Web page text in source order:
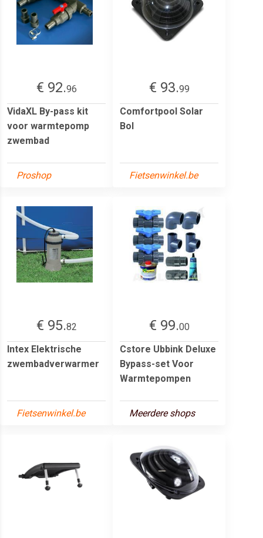
€ 92.96
VidaXL By-pass kit
voor warmtepomp
zwembad
Proshop
€ 93.99
Comfortpool Solar
Bol
Fietsenwinkel.be
€ 95.82
Intex Elektrische
zwembadverwarmer
Fietsenwinkel.be
€ 99.00
Cstore Ubbink Deluxe
Bypass-set Voor
Warmtepompen
Meerdere shops